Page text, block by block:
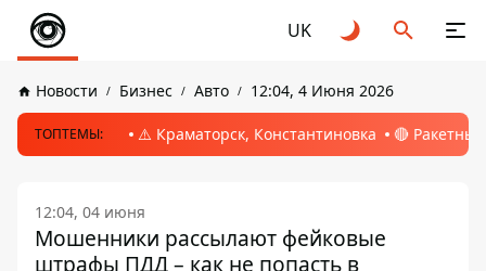
UK
Новости Бизнес Авто 12:04, 4 Июня 2026
ТОПТЕМЫ: ⚠️ Краматорск, Константиновка 🔴
12:04, 04 июня
Мошенники рассылают фейковые
штрафы ПДД – как не попасть в